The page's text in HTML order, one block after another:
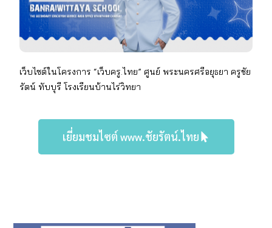
เว็บไซต์ในโครงการ “เว็บครู.ไทย” ศูนย์ พระนครศรีอยุธยา ครูชัย
รัตน์ ทับบุรีโรงเรียนบ้านไร่วิทยา
เยี่ยมชมไซต์ www.ชัยรัตน์.ไทย